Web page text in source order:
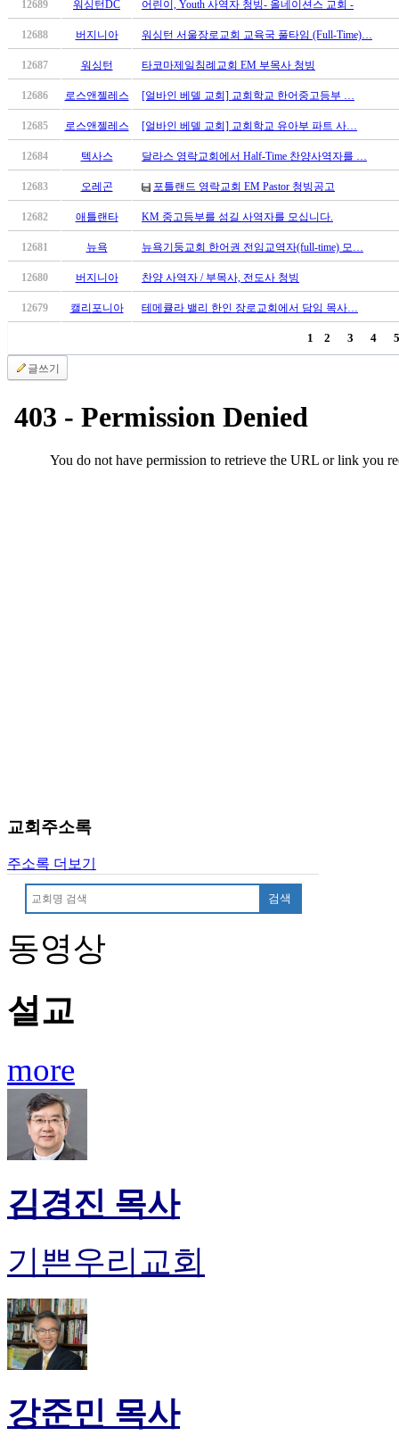
12689 워싱턴DC 어린이, Youth 사역자 청빙- 올네이션스 교회 -
12688 버지니아 워싱턴 서울장로교회 교육국 풀타임 (Full-Time)…
12687 워싱턴 타코마제일침례교회 EM 부목사 청빙
12686 로스앤젤레스 [얼바인 베델 교회] 교회학교 한어중고등부 …
12685 로스앤젤레스 [얼바인 베델 교회] 교회학교 유아부 파트 사…
12684 텍사스 달라스 영락교회에서 Half-Time 찬양사역자를 …
12683 오레곤 포틀랜드 영락교회 EM Pastor 청빙공고
12682 애틀랜타 KM 중고등부를 섬길 사역자를 모십니다.
12681 뉴욕 뉴욕기둥교회 한어권 전임교역자(full-time) 모…
12680 버지니아 찬양 사역자 / 부목사, 전도사 청빙
12679 캘리포니아 테메큘라 밸리 한인 장로교회에서 담임 목사…
1 2 3 4 5
글쓰기
교회주소록
주소록 더보기
검색
동영상
설교
more
김경진 목사
기쁜우리교회
강준민 목사